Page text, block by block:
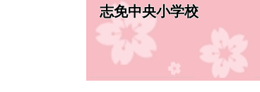
志免中央小学校